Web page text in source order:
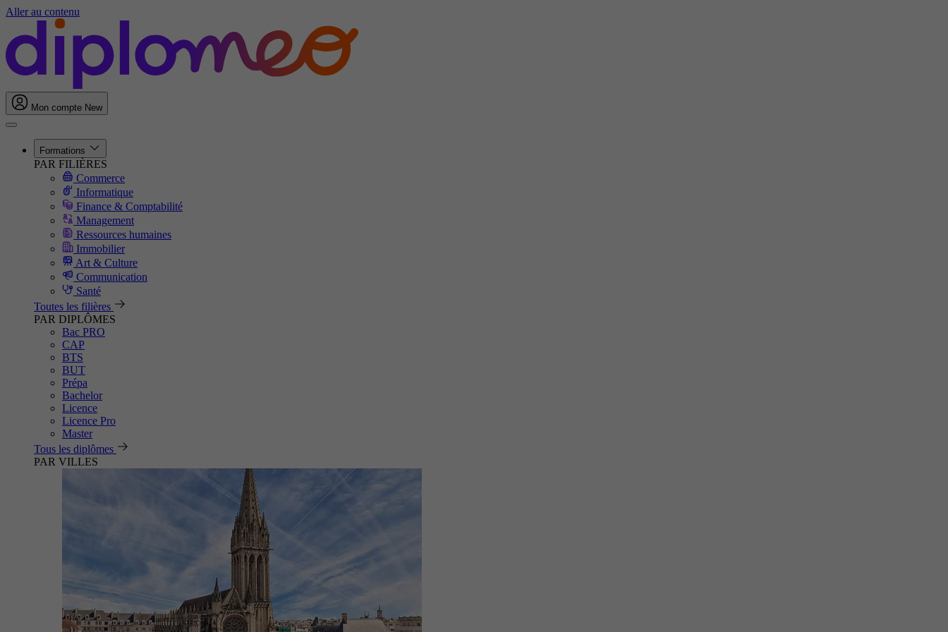
Aller au contenu
Mon compte New
Formations
PAR FILIÈRES
Commerce
Informatique
Finance & Comptabilité
Management
Ressources humaines
Immobilier
Art & Culture
Communication
Santé
Toutes les filières
PAR DIPLÔMES
Bac PRO
CAP
BTS
BUT
Prépa
Bachelor
Licence
Licence Pro
Master
Tous les diplômes
PAR VILLES